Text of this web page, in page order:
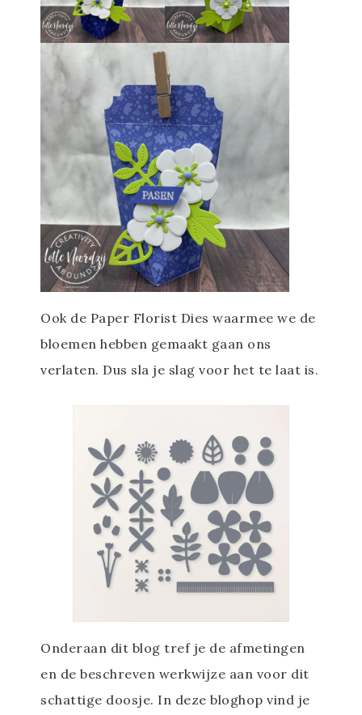
Ook de Paper Florist Dies waarmee we de
bloemen hebben gemaakt gaan ons
verlaten. Dus sla je slag voor het te laat is.
Onderaan dit blog tref je de afmetingen
en de beschreven werkwijze aan voor dit
schattige doosje. In deze bloghop vind je